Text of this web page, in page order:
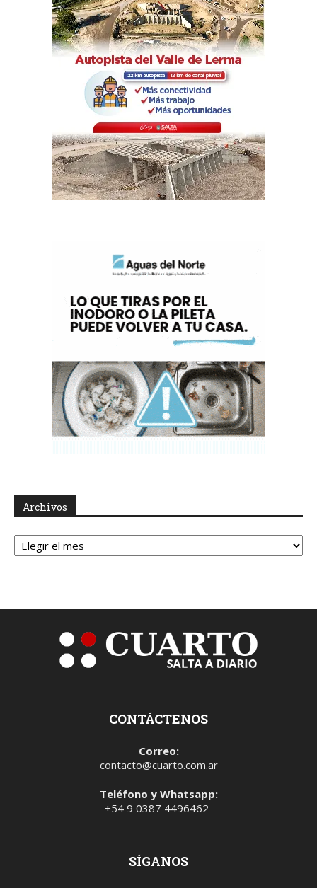
Archivos
Archivos
CONTÁCTENOS
Correo:
contacto@cuarto.com.ar
Teléfono y Whatsapp:
+54 9 0387 4496462
SÍGANOS